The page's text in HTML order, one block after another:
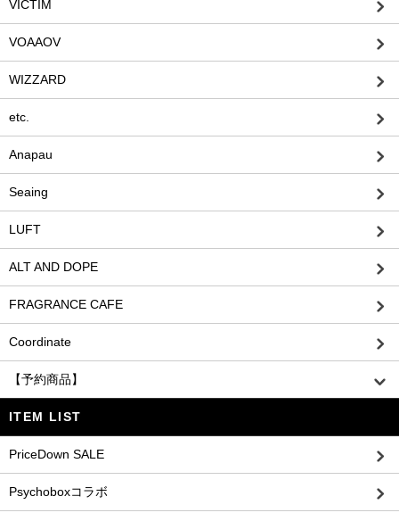
VICTIM
VOAAOV
WIZZARD
etc.
Anapau
Seaing
LUFT
ALT AND DOPE
FRAGRANCE CAFE
Coordinate
【予約商品】
ITEM LIST
PriceDown SALE
Psychoboxコラボ